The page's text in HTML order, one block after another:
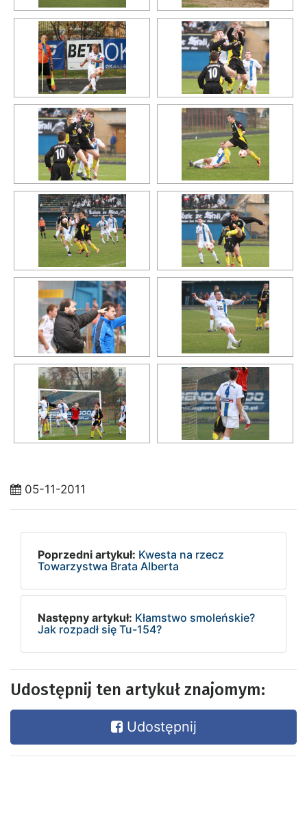
05-11-2011
Poprzedni artykuł: Kwesta na rzecz
Towarzystwa Brata Alberta
Następny artykuł: Kłamstwo smoleńskie?
Jak rozpadł się Tu-154?
Udostępnij ten artykuł znajomym:
Udostępnij